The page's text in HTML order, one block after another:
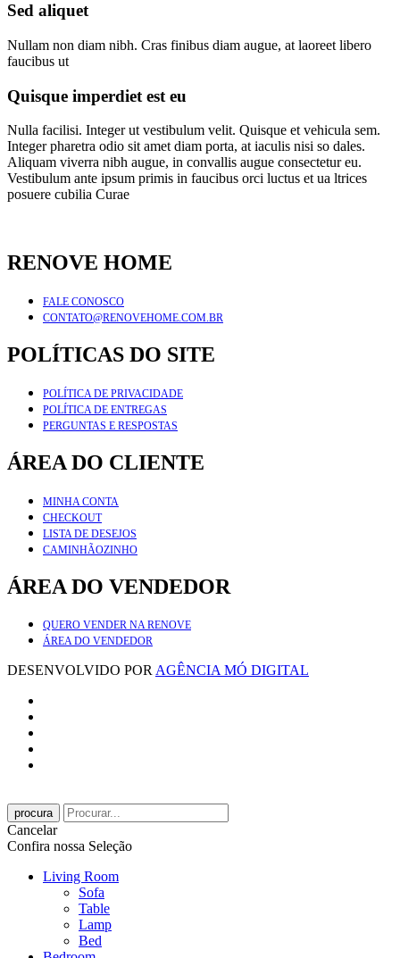
Sed aliquet
Nullam non diam nibh. Cras finibus diam augue, at laoreet libero
faucibus ut
Quisque imperdiet est eu
Nulla facilisi. Integer ut vestibulum velit. Quisque et vehicula sem.
Integer pharetra odio sit amet diam porta, at iaculis nisi so dales.
Aliquam viverra nibh augue, in convallis augue consectetur eu.
Vestibulum ante ipsum primis in faucibus orci luctus et ua ltrices
posuere cubilia Curae
RENOVE HOME
FALE CONOSCO
CONTATO@RENOVEHOME.COM.BR
POLÍTICAS DO SITE
POLÍTICA DE PRIVACIDADE
POLÍTICA DE ENTREGAS
PERGUNTAS E RESPOSTAS
ÁREA DO CLIENTE
MINHA CONTA
CHECKOUT
LISTA DE DESEJOS
CAMINHÃOZINHO
ÁREA DO VENDEDOR
QUERO VENDER NA RENOVE
ÁREA DO VENDEDOR
DESENVOLVIDO PORAGÊNCIA MÓ DIGITAL
procura
Cancelar
Confira nossa Seleção
Living Room
Sofa
Table
Lamp
Bed